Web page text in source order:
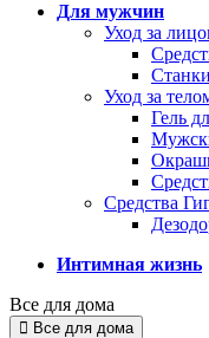
Для мужчин
Уход за
Уход за
Гель
Средства
Интимная жизнь
Все для дома
Все для дома